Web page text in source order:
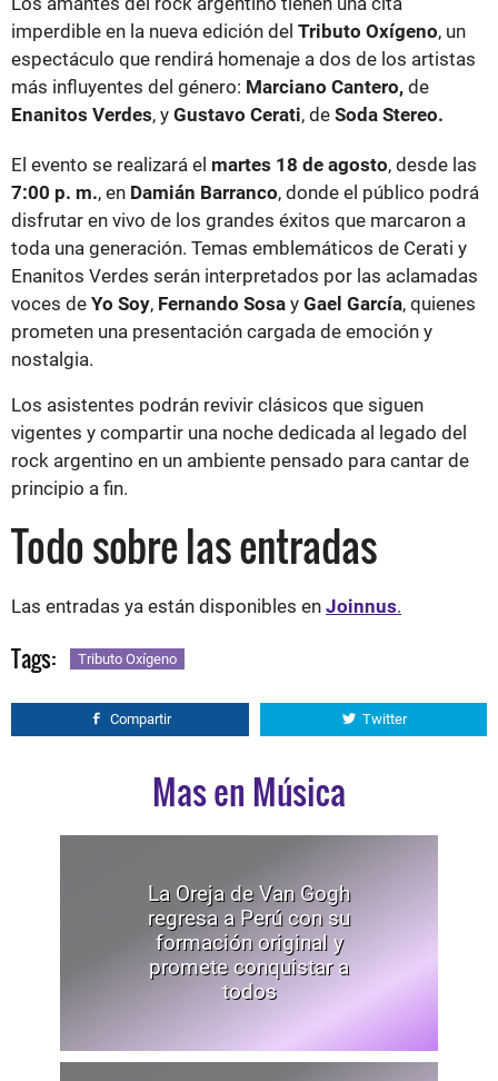
imperdible en la nueva edición del Tributo Oxígeno
espectáculo que rendirá homenaje a dos de los artistas
más influyentes del género: Marciano Cantero,
de
Enanitos Verdes
Gustavo Cerati , de Soda Stereo.
El evento se realizará el martes 18 de agosto
, desde las
7:00 p. m.
Damián Barranco
, donde el público podrá
disfrutar en vivo de los grandes éxitos que marcaron a
toda una generación. Temas emblemáticos de Cerati y
Enanitos Verdes serán interpretados por las aclamadas
voces de Yo Soy Fernando Sosa Gael García
, quienes
prometen una presentación cargada de emoción y
nostalgia.
Los asistentes podrán revivir clásicos que siguen
vigentes y compartir una noche dedicada al legado del
rock argentino en un ambiente pensado para cantar de
principio a fin.
Todo sobre las entradas
Las entradas ya están disponibles en Joinnus
Tags: Tributo Oxígeno
Compartir Twitter
Mas en Música
La Oreja de Van Gogh
regresa a Perú con su
formación original y
promete conquistar a
todos